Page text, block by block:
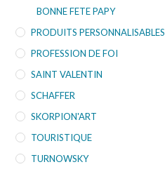
BONNE FETE PAPY
PRODUITS PERSONNALISABLES
PROFESSION DE FOI
SAINT VALENTIN
SCHAFFER
SKORPION'ART
TOURISTIQUE
TURNOWSKY